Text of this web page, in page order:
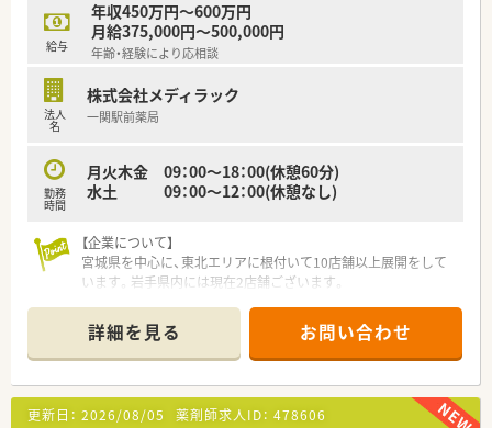
たい方
★ヘルプ対応に抵抗がない方
★頑張った分だけ給与を受け取りたい方
給与
年収450万円～600万円
月給375,000円～500,000円
年齢・経験により応相談
法人
名
株式会社メディラック
一関駅前薬局
勤務
時間
月火木金 09：00～18：00(休憩60分)
水土 09：00～12：00(休憩なし)
【企業について】
宮城県を中心に、東北エリアに根付いて10店舗以上展開をして
います。岩手県内には現在2店舗ございます。
です。
調剤薬局の運営にとどまらず、福祉・介護事業にも参入してお
り、会社としての安定感もございます。
【次世代の人員を育てる環境】
新しい技術や共有すべき情報について、本社研修、セミナー、勉
詳細を見る お問い合わせ
更新日： 2026/08/05 薬剤師求人ID： 478606